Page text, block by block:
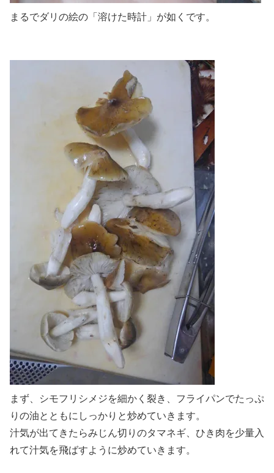
まるでダリの絵の「溶けた時計」が如くです。
まず、シモフリシメジを細かく裂き、フライパンでたっぷ
りの油とともにしっかりと炒めていきます。
汁気が出てきたらみじん切りのタマネギ、ひき肉を少量入
れて汁気を飛ばすように炒めていきます。